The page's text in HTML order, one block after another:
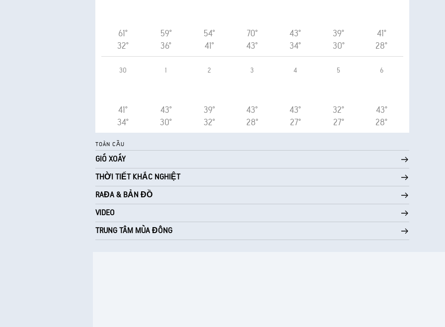
61°
32°
59°
36°
54°
41°
70°
43°
43°
34°
39°
30°
41°
28°
30
41°
34°
1
43°
30°
2
39°
32°
3
43°
28°
4
43°
27°
5
32°
27°
6
43°
28°
TOÀN CẦU
GIÓ XOÁY
THỜI TIẾT KHẮC NGHIỆT
RAĐA & BẢN ĐỒ
VIDEO
TRUNG TÂM MÙA ĐÔNG